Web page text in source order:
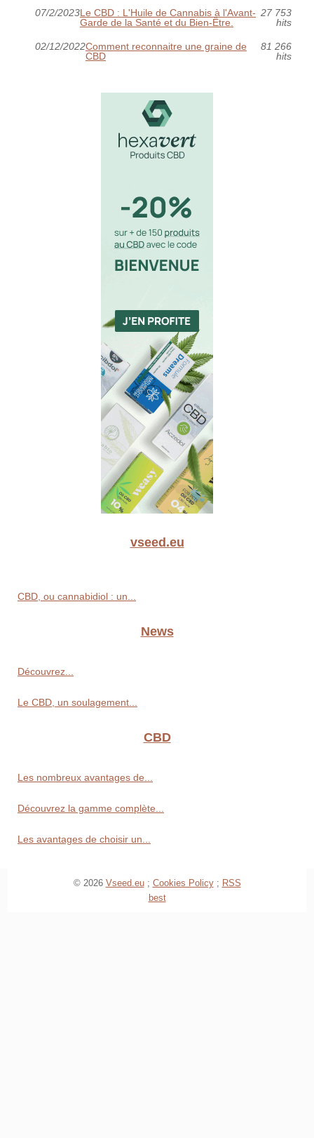
07/2/2023Le CBD : L'Huile de Cannabis à l'Avant-
Garde de la Santé et du Bien-Être.
27 753
hits
02/12/2022Comment reconnaitre une graine de
CBD
81 266
hits
vseed.eu
CBD, ou cannabidiol : un...
News
Découvrez...
Le CBD, un soulagement...
CBD
Les nombreux avantages de...
Découvrez la gamme complète...
Les avantages de choisir un...
© 2026 Vseed.eu; Cookies Policy; RSS
best